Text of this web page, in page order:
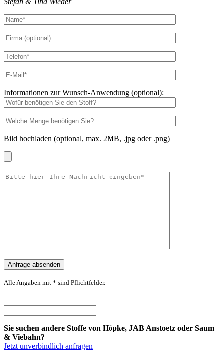
Stefan & Tina Wieder
Informationen zur Wunsch-Anwendung (optional):
Bild hochladen (optional, max. 2MB, .jpg oder .png)
Alle Angaben mit * sind Pflichtfelder.
Sie suchen andere Stoffe von Höpke, JAB Anstoetz oder Saum
& Viebahn?
Jetzt unverbindlich anfragen